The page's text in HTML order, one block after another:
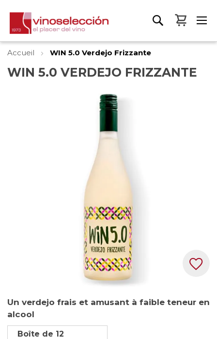
Mon
Accueil WIN 5.0 Verdejo Frizzante
WIN 5.0 VERDEJO FRIZZANTE
to
the
beginning
Un verdejo frais et amusant à faible teneur en
alcool
Boîte de 12